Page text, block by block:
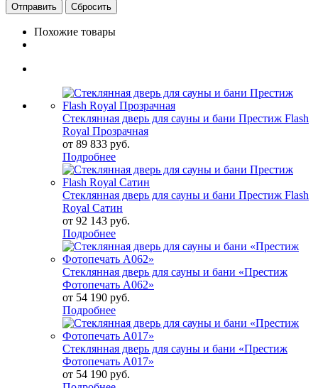
Сбросить
Похожие товары
Стеклянная дверь для сауны и бани Престиж Flash
Royal Прозрачная
от 89 833 руб.
Подробнее
Стеклянная дверь для сауны и бани Престиж Flash
Royal Сатин
от 92 143 руб.
Подробнее
Стеклянная дверь для сауны и бани «Престиж
Фотопечать А062»
от 54 190 руб.
Подробнее
Стеклянная дверь для сауны и бани «Престиж
Фотопечать А017»
от 54 190 руб.